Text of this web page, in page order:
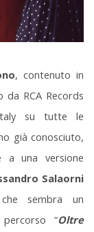
, contenuto in
RCA Records
su tutte le
già conosciuto,
a una versione
Salaorni
che sembra un
“Oltre